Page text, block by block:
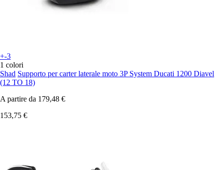
+-3
1 colori
Shad Supporto per carter laterale moto 3P System Ducati 1200 Diavel
(12 TO 18)
A partire da 179,48 €
153,75 €